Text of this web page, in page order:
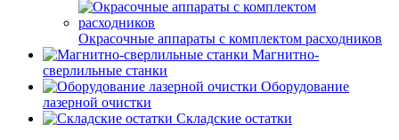
Окрасочные аппараты с комплектом расходников
Магнитно-
сверлильные станки
Оборудование
лазерной очистки
Складские остатки